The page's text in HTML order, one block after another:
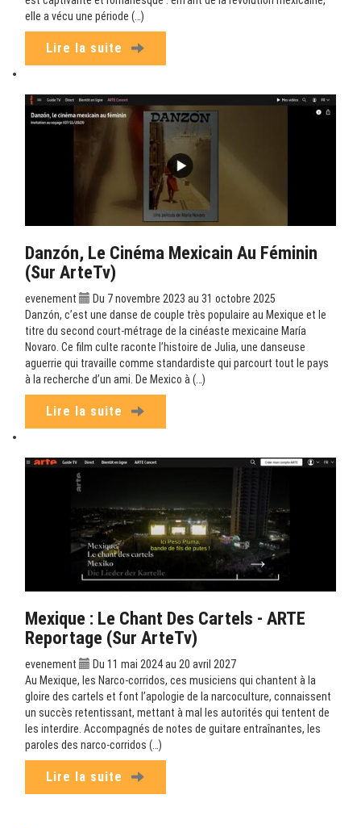
elle a vécu une période (…)
Lire la suite
Danzón, Le Cinéma Mexicain Au Féminin
(sur ArteTv)
evenement
Du 7 novembre 2023 au 31 octobre 2025
Danzón, c’est une danse de couple très populaire au Mexique et le
titre du second court-métrage de la cinéaste mexicaine María
Novaro. Ce film culte raconte l’histoire de Julia, une danseuse
aguerrie qui travaille comme standardiste qui parcourt tout le pays
à la recherche d’un ami. De Mexico à (…)
Lire la suite
Mexique : Le Chant Des Cartels - ARTE
Reportage (sur ArteTv)
evenement
Du 11 mai 2024 au 20 avril 2027
Au Mexique, les Narco-corridos, ces musiciens qui chantent à la
gloire des cartels et font l’apologie de la narcoculture, connaissent
un succès retentissant, mettant à mal les autorités qui tentent de
les interdire. Accompagnés de notes de guitare entraînantes, les
paroles des narco-corridos (…)
Lire la suite